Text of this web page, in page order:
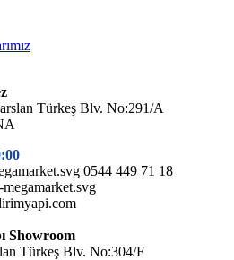
Türkeş Blv. No:291/A
0544 449 71 18
Showroom
Türkeş Blv. No:304/F